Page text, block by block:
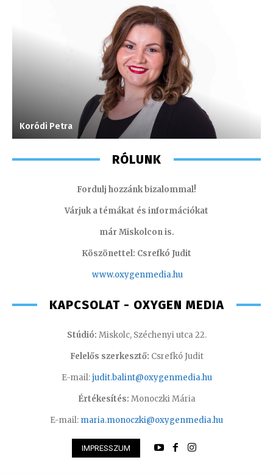
Koródi Petra
RÓLUNK
Fordulj hozzánk bizalommal!
Várjuk a témákat és információkat
már Miskolcon is.
Köszönettel: Csrefkó Judit
www.oxygenmedia.hu
KAPCSOLAT - OXYGEN MEDIA
Stúdió: Miskolc, Széchenyi utca 22.
Felelős szerkesztő: Csrefkó Judit
E-mail:judit.balint@oxygenmedia.hu
Értékesítés: Monoczki Mária
E-mail: maria.monoczki@oxygenmedia.hu
IMPRESSZUM